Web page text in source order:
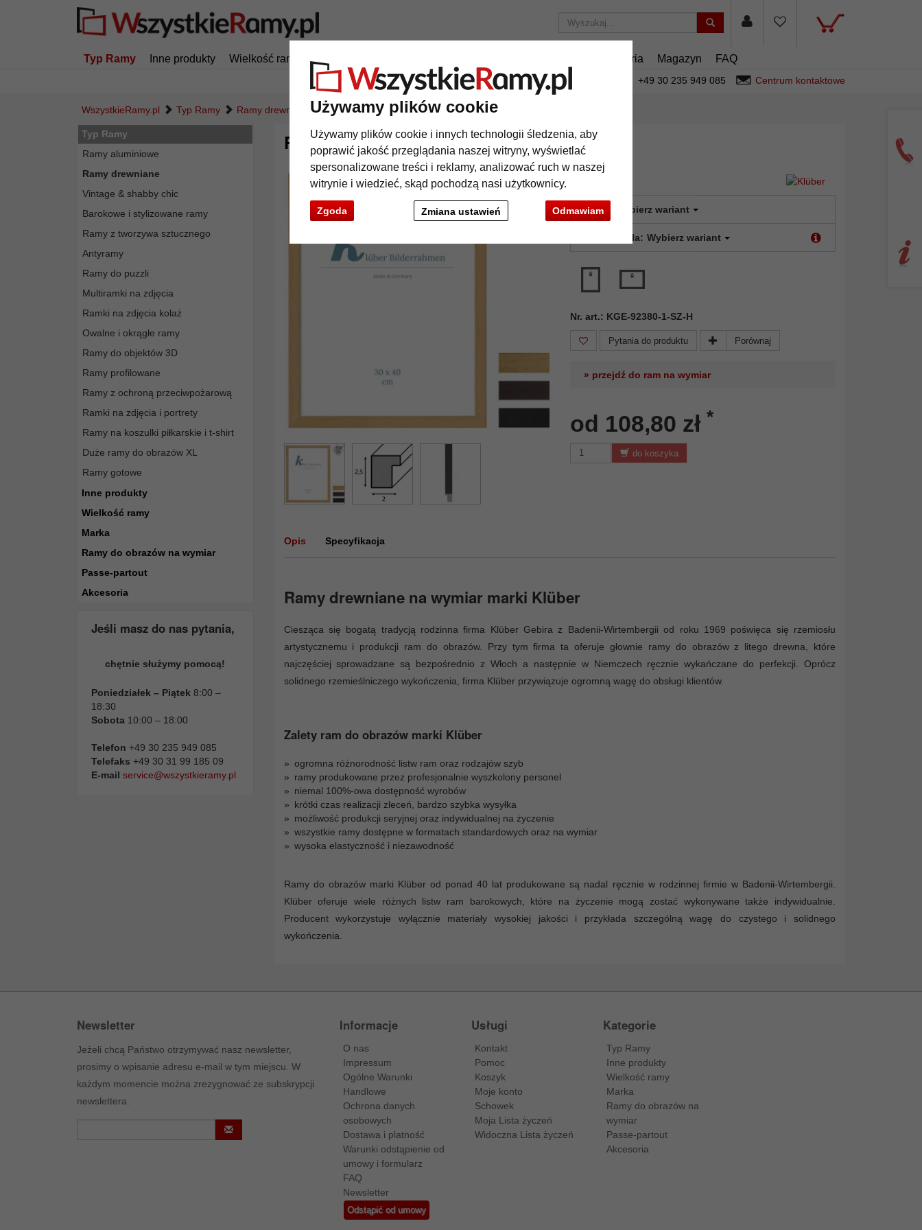
Używamy plików cookie
Używamy plików cookie i innych technologii śledzenia, aby
poprawić jakość przeglądania naszej witryny, wyświetlać
spersonalizowane treści i reklamy, analizować ruch w naszej
witrynie i wiedzieć, skąd pochodzą nasi użytkownicy.
Zgoda Odmawiam
Zmiana ustawień
Typ Ramy Inne produkty Wielkość ramy Marka Akcesoria Magazyn FAQ
Tylko 25,95 zł za wysyłkę. +49 30 235 949 085 Centrum kontaktowe
WszystkieRamy.pl Typ Ramy Ramy drewniane Rama drewniana Murcia na wymiar
Typ Ramy
Ramy aluminiowe
Ramy drewniane
Vintage & shabby chic
Barokowe i stylizowane ramy
Ramy z tworzywa sztucznego
Antyramy
Ramy do puzzli
Multiramki na zdjęcia
Ramki na zdjęcia kolaż
Owalne i okrągłe ramy
Ramy do objektów 3D
Ramy profilowane
Ramy z ochroną przeciwpożarową
Ramki na zdjęcia i portrety
Ramy na koszulki piłkarskie i t-shirt
Duże ramy do obrazów XL
Ramy gotowe
Inne produkty
Wielkość ramy
Marka
Ramy do obrazów na wymiar
Passe-partout
Akcesoria
Jeśli masz do nas pytania,
chętnie służymy pomocą!
Poniedziałek – Piątek 8:00 –
18:30
Sobota 10:00 – 18:00
Telefon +49 30 235 949 085
Telefaks +49 30 31 99 185 09
E-mail service@wszystkieramy.pl
Rama drewniana Murcia na wymiar
kolor: Wybierz wariant
rodzaj szkła: Wybierz wariant
Nr. art.: KGE-92380-1-SZ-H
Pytania do produktu Porównaj
» przejdź do ram na wymiar
od 108,80 zł *
do koszyka
Opis Specyfikacja
Ramy drewniane na wymiar marki Klüber
Ciesząca się bogatą tradycją rodzinna firma Klüber Gebira z Badenii-Wirtembergii od roku 1969 poświęca się rzemiosłu
artystycznemu i produkcji ram do obrazów. Przy tym firma ta oferuje głownie ramy do obrazów z litego drewna, które
najczęściej sprowadzane są bezpośrednio z Włoch a następnie w Niemczech ręcznie wykańczane do perfekcji. Oprócz
solidnego rzemieślniczego wykończenia, firma Klüber przywiązuje ogromną wagę do obsługi klientów.
Zalety ram do obrazów marki Klüber
ogromna różnorodność listw ram oraz rodzajów szyb
ramy produkowane przez profesjonalnie wyszkolony personel
niemal 100%-owa dostępność wyrobów
krótki czas realizacji zleceń, bardzo szybka wysyłka
możliwość produkcji seryjnej oraz indywidualnej na życzenie
wszystkie ramy dostępne w formatach standardowych oraz na wymiar
wysoka elastyczność i niezawodność
Ramy do obrazów marki Klüber od ponad 40 lat produkowane są nadal ręcznie w rodzinnej firmie w Badenii-Wirtembergii.
Klüber oferuje wiele różnych listw ram barokowych, które na życzenie mogą zostać wykonywane także indywidualnie.
Producent wykorzystuje wyłącznie materiały wysokiej jakości i przykłada szczególną wagę do czystego i solidnego
wykończenia.
Newsletter
Jeżeli chcą Państwo otrzymywać nasz newsletter,
prosimy o wpisanie adresu e-mail w tym miejscu. W
każdym momencie można zrezygnować ze subskrypcji
newslettera.
Informacje
O nas
Impressum
Ogólne Warunki
Handlowe
Ochrona danych
osobowych
Dostawa i platność
Warunki odstąpienie od
umowy i formularz
FAQ
Newsletter
Odstąpić od umowy
Usługi
Kontakt
Pomoc
Koszyk
Moje konto
Schowek
Moja Lista życzeń
Widoczna Lista życzeń
Kategorie
Typ Ramy
Inne produkty
Wielkość ramy
Marka
Ramy do obrazów na
wymiar
Passe-partout
Akcesoria